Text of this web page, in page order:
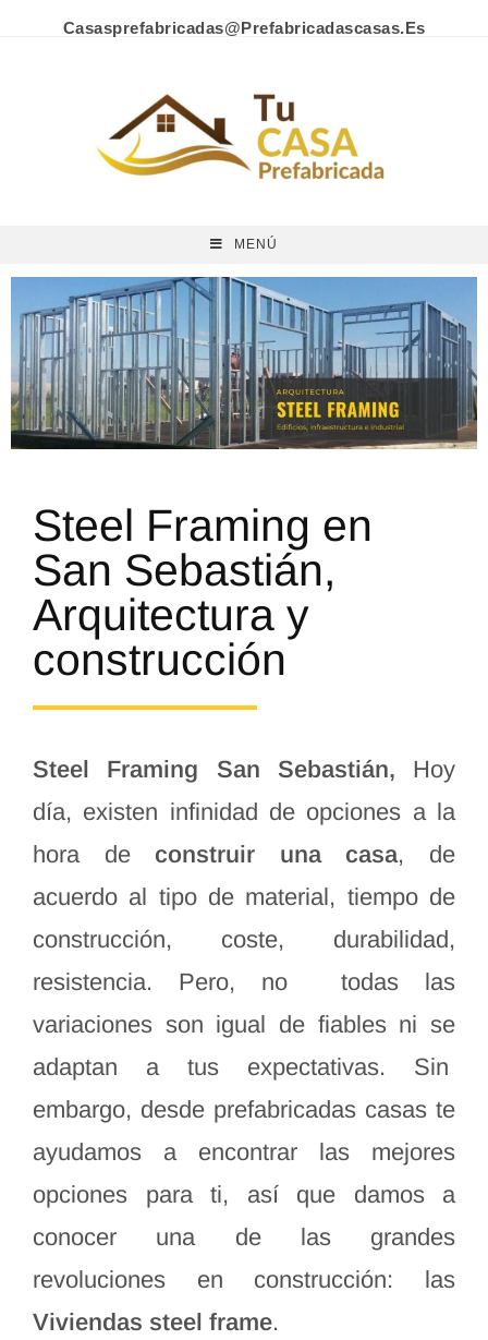
Casasprefabricadas@prefabricadascasas.es
MENÚ
Steel Framing en
San Sebastián,
Arquitectura y
construcción
Steel Framing San Sebastián, Hoy
día, existen infinidad de opciones a la
hora de construir una casa, de
acuerdo al tipo de material, tiempo de
construcción, coste, durabilidad,
resistencia. Pero, no todas las
variaciones son igual de fiables ni se
adaptan a tus expectativas. Sin
embargo, desde prefabricadas casas te
ayudamos a encontrar las mejores
opciones para ti, así que damos a
conocer una de las grandes
revoluciones en construcción: las
Viviendas steel frame.